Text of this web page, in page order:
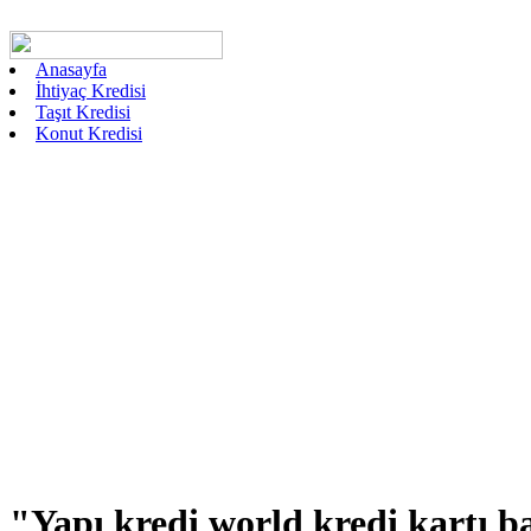
Anasayfa
İhtiyaç Kredisi
Taşıt Kredisi
Konut Kredisi